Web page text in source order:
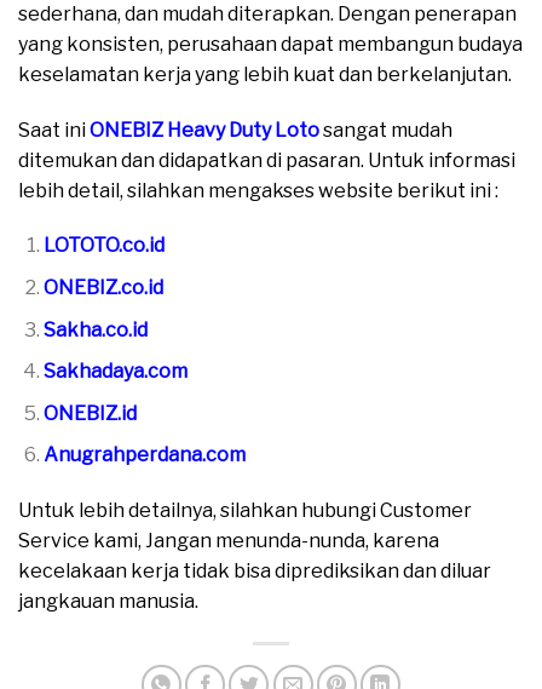
sederhana, dan mudah diterapkan. Dengan penerapan
yang konsisten, perusahaan dapat membangun budaya
keselamatan kerja yang lebih kuat dan berkelanjutan.
Saat iniONEBIZ Heavy Duty Lotosangat mudah
ditemukan dan didapatkan di pasaran. Untuk informasi
lebih detail, silahkan mengakses website berikut ini :
LOTOTO.co.id
ONEBIZ.co.id
Sakha.co.id
Sakhadaya.com
ONEBIZ.id
Anugrahperdana.com
Untuk lebih detailnya, silahkan hubungi Customer
Service kami, Jangan menunda-nunda, karena
kecelakaan kerja tidak bisa diprediksikan dan diluar
jangkauan manusia.